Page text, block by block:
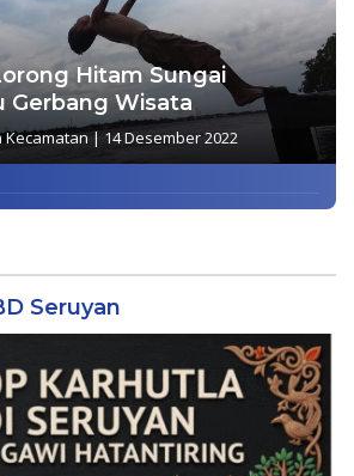
Hitam Sungai
Gerbang Wisata
Kecamatan| 14 Desember 2022
Seruyan